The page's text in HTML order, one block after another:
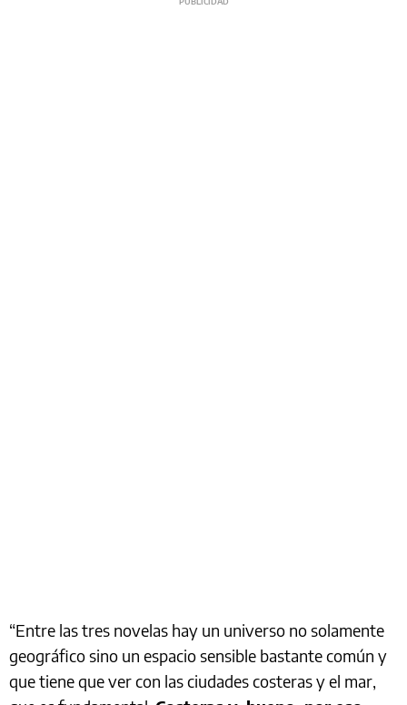
“Entre las tres novelas hay un universo no solamente
geográfico sino un espacio sensible bastante común y
que tiene que ver con las ciudades costeras y el mar,